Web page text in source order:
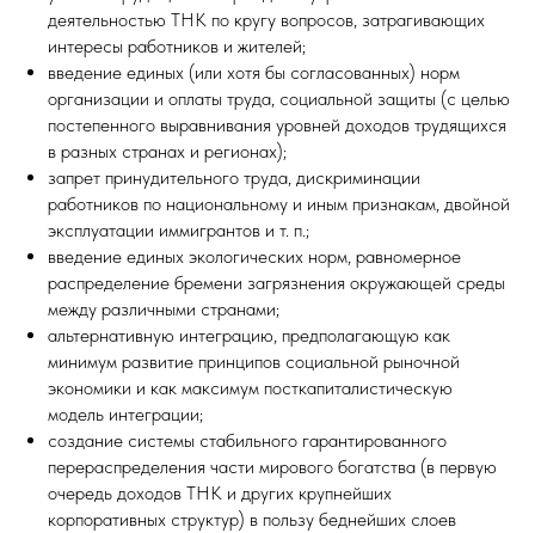
деятельностью ТНК по кругу вопросов, затрагивающих
интересы работников и жителей;
введение единых (или хотя бы согласованных) норм
организации и оплаты труда, социальной защиты (с целью
постепенного выравнивания уровней доходов трудящихся
в разных странах и регионах);
запрет принудительного труда, дискриминации
работников по национальному и иным признакам, двойной
эксплуатации иммигрантов и т. п.;
введение единых экологических норм, равномерное
распределение бремени загрязнения окружающей среды
между различными странами;
альтернативную интеграцию, предполагающую как
минимум развитие принципов социальной рыночной
экономики и как максимум посткапиталистическую
модель интеграции;
создание системы стабильного гарантированного
перераспределения части мирового богатства (в первую
очередь доходов ТНК и других крупнейших
корпоративных структур) в пользу беднейших слоев